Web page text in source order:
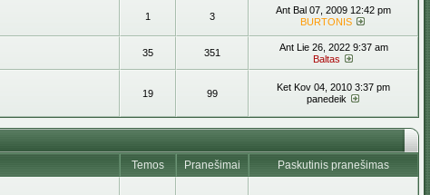
1 3
Ant Bal 07, 2009 12:42 pm
BURTONIS
35 351
Ant Lie 26, 2022 9:37 am
Baltas
19 99
Ket Kov 04, 2010 3:37 pm
panedeik
Temos Pranešimai
Paskutinis pranešimas